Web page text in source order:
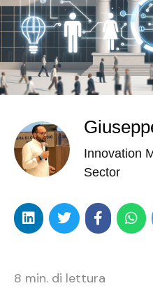
Innovation
Sector
8 min. di lettura